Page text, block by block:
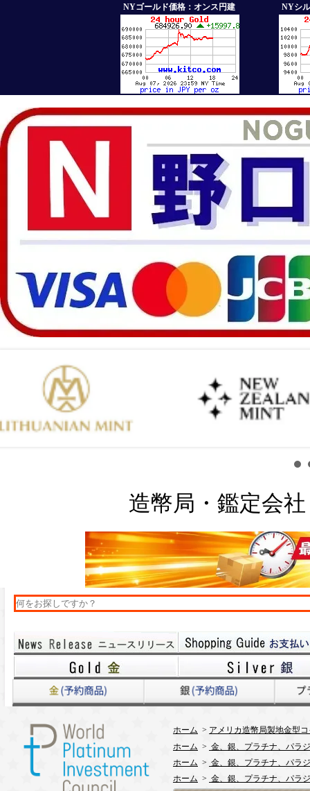
NYゴールド価格：オンス円建 NYシ
造幣局・鑑定会
ホーム > アメリカ造幣局製地金型
ホーム > 金、銀、プラチナ、パラ
ホーム > 金、銀、プラチナ、パラ
ホーム > 金、銀、プラチナ、パラ